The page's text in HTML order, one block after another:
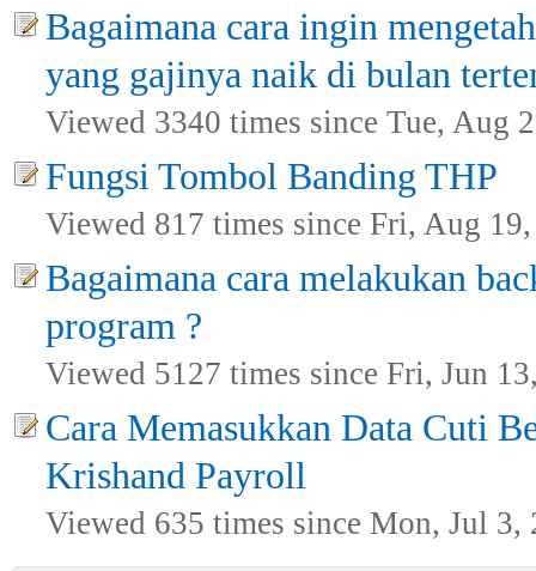
Bagaimana cara ingin
yang gajinya naik di bulan
Viewed 3340 times since Tue, Aug
Fungsi Tombol Banding THP
Viewed 817 times since Fri, Aug
Bagaimana cara melakukan
program ?
Viewed 5127 times since Fri, Jun
Cara Memasukkan Data Cuti
Krishand Payroll
Viewed 635 times since Mon, Jul 3,